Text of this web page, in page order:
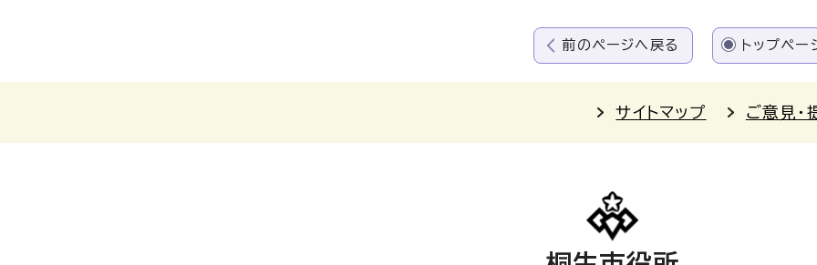
前のページへ戻る トップペー
サイトマップ ご意見・